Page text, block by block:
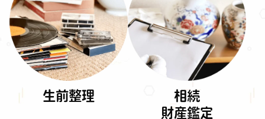
生前整理
相続
財産鑑定